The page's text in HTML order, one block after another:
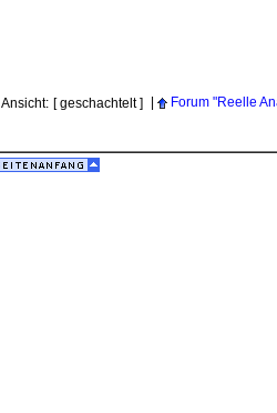
Ansicht: [ geschachtelt ] Forum "Reelle